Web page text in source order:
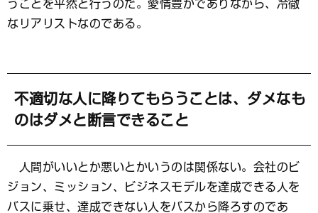
うことを平然と行うのだ。愛情豊かでありながら、冷徹
なリアリストなのである。
不適切な人に降りてもらうことは、ダメなも
のはダメと断言できること
人間がいいとか悪いとかいうのは関係ない。会社のビ
ジョン、ミッション、ビジネスモデルを達成できる人を
バスに乗せ、達成できない人をバスから降ろすのであ